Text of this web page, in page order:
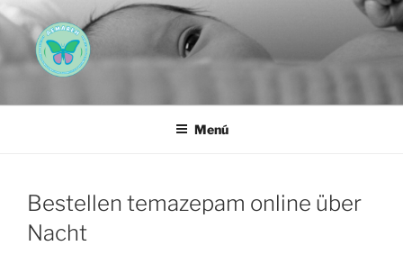
Saltar
al
contenido
AEMAREH
Menú
Bestellen temazepam online über
Nacht